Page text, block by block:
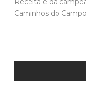
Receita é da
Caminhos do